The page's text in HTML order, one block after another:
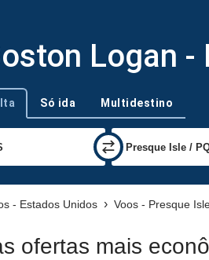
Logan -
Só ida Multidestino
- Estados Unidos Voos - Presque
ofertas mais